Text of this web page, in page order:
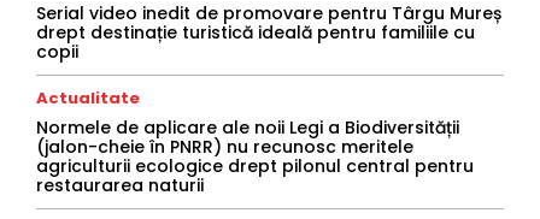
Serial video inedit de promovare pentru Târgu Mureș
drept destinație turistică ideală pentru familiile cu
copii
Actualitate
Normele de aplicare ale noii Legi a Biodiversității
(jalon-cheie în PNRR) nu recunosc meritele
agriculturii ecologice drept pilonul central pentru
restaurarea naturii